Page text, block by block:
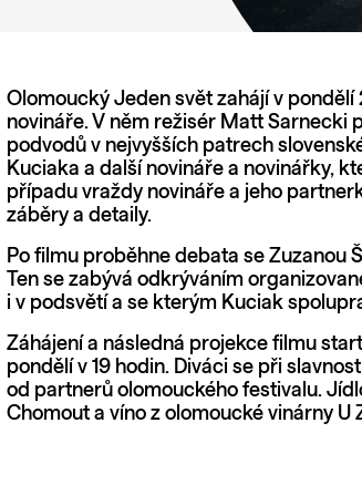
Olomoucký Jeden svět zahájí v
novináře. V něm režisér Matt Sarnecki
podvodů v nejvyšších patrech
Kuciaka a další novináře a novinářky,
případu vraždy novináře a jeho
záběry a detaily.
Po filmu proběhne debata se Zuzanou
Ten se zabývá odkrýváním
i v podsvětí a se kterým Kuciak
Záhájení a následná projekce filmu
pondělí v 19 hodin. Diváci se při
od partnerů olomouckého festivalu.
Chomout a víno z olomoucké vinárny U